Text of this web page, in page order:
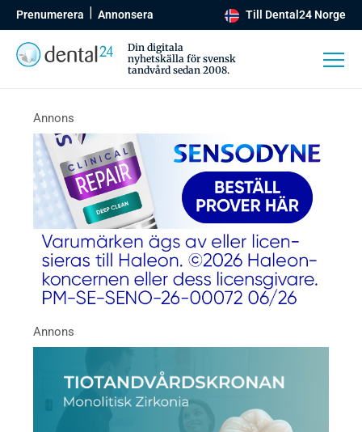
Prenumerera Annonsera Till Dental24 Norge
Din digitala
nyhetskälla för svensk
tandvård sedan 2008.